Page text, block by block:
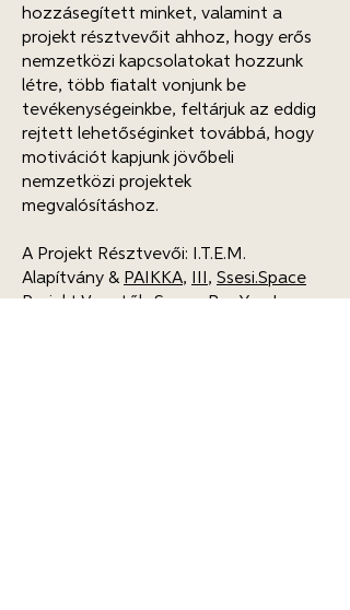
hozzásegített minket, valamint a
projekt résztvevőit ahhoz, hogy erős
nemzetközi kapcsolatokat hozzunk
létre, több fiatalt vonjunk be
tevékenységeinkbe, feltárjuk az eddig
rejtett lehetőséginket továbbá, hogy
motivációt kapjunk jövőbeli
nemzetközi projektek
megvalósításhoz.
A Projekt Résztvevői: I.T.E.M.
Alapítvány & PAIKKA, , Ssesi.Space
Projekt Vezetők: Sanna Bo, Yun Lee,